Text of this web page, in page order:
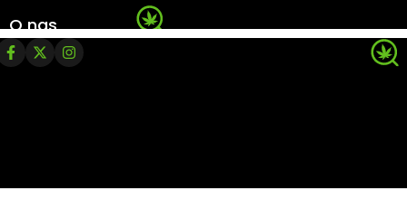
O nas